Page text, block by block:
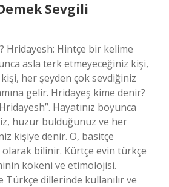
Sevgili
Hridayesh: Hintçe bir kelime
asla terk etmeyeceğiniz kişi,
her şeyden çok sevdiğiniz
gelir. Hridayeş kime denir?
Hayatınız boyunca
huzur bulduğunuz ve her
kişiye denir. O, basitçe
olarak bilinir. Kürtçe evin türkçe
kökeni ve etimolojisi.
Türkçe dillerinde kullanılır ve